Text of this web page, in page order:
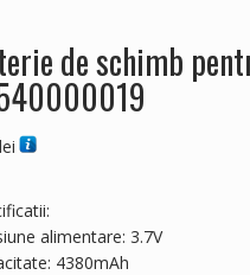
de schimb
lei
alimentare: 3.7V
4380mAh